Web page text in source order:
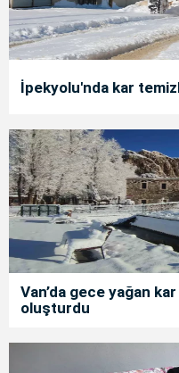
İpekyolu'nda kar
Van’da gece yağan
oluşturdu